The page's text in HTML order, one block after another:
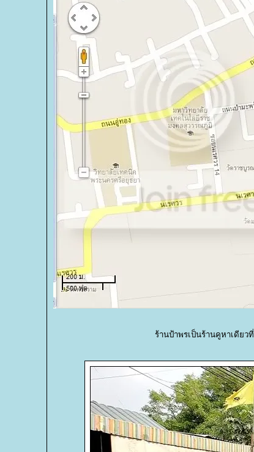
ร้านป้าพรเป็นร้านคูหาเดียว